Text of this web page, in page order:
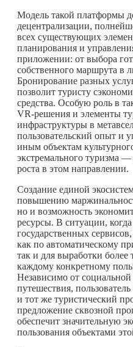
Модель такой платформы
децентрализации,
всех существующих
планирования и
приложении: от выбора
собственного маршрута в
Бронирование разных
позволит туристу
средства. Особую роль в
VR-решения и элементы
инфраструктуры в
пользовательский опыт и
иным объектам
экстремального туризма
роста в этом направлении.
Создание единой
повышению
но и возможность
ресурсы. В ситуации,
государственных
как по автоматическому
так и для выработки
каждому конкретному
Независимо от
путешествия,
и тот же туристический
предложение сквозной
обеспечит значительную
пользования объектами